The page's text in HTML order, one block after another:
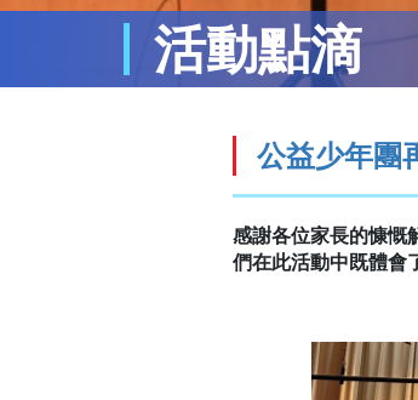
活動點滴
公益少年團
感謝各位家長的慷慨
們在此活動中既體會